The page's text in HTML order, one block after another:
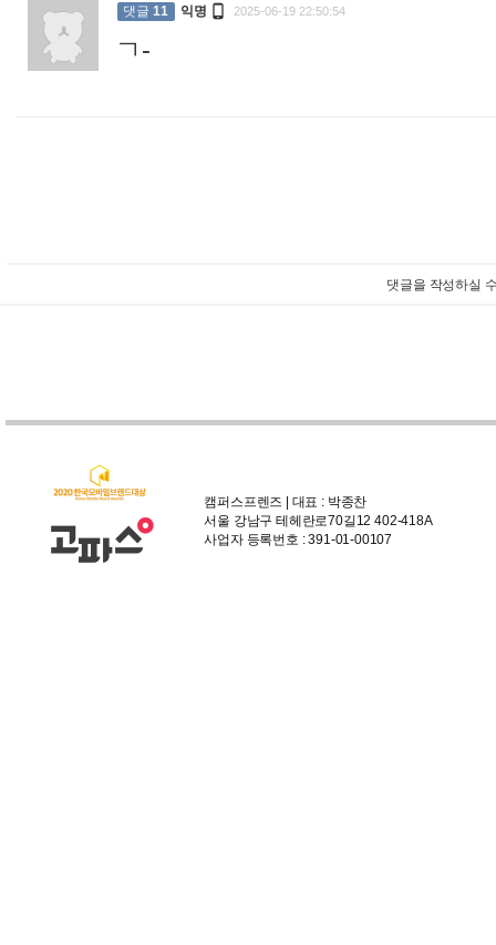
댓글 11 익명  2025-06-19 22:50:54
ㄱ-
댓글을 작성하실
캠퍼스프렌즈 | 대표 : 박종찬
서울 강남구 테헤란로70길12 402-418A
사업자 등록번호 : 391-01-00107